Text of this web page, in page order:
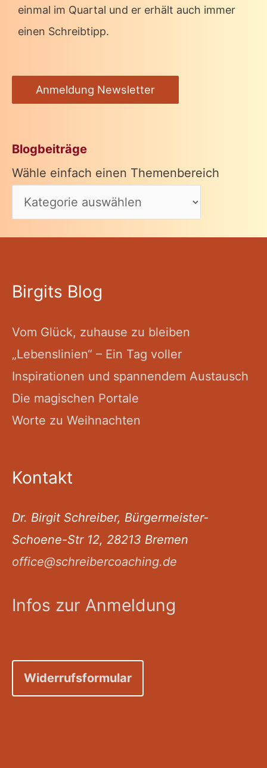
einmal im Quartal und er erhält auch immer
einen Schreibtipp.
Anmeldung Newsletter
Blogbeiträge
Wähle einfach einen Themenbereich
Birgits Blog
Vom Glück, zuhause zu bleiben
„Lebenslinien“ – Ein Tag voller
Inspirationen und spannendem Austausch
Die magischen Portale
Worte zu Weihnachten
Kontakt
Dr. Birgit Schreiber, Bürgermeister-
Schoene-Str 12, 28213 Bremen
office@schreibercoaching.de
Infos zur Anmeldung
Widerrufsformular